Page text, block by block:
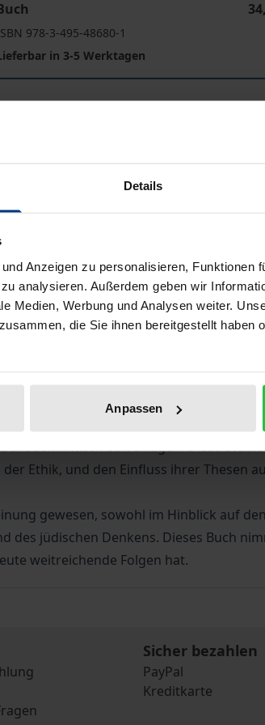
Details
Anzeigen zu personalisieren, Funktionen
analysieren. Außerdem geben wir
Medien, Werbung und Analysen weiter.
die Sie ihnen bereitgestellt haben
Anpassen
978-3-495-48680-1
in 3-5 Werktagen
inkl. MwSt. Abhängig von der
zu Versandkosten
Bibliografische Angaben
werden zu Recht zu den
gewesen: Cohen hat die
Rosenzweig ein
zu klären, die Cohen und
auch kritisch zu befragen. Diese
Ethik, und den Einfluss ihrer Thesen
gewesen, sowohl im Hinblick auf
jüdischen Denkens. Dieses Buch
weitreichende Folgen hat.
Sicher bezahlen
PayPal
Kreditkarte